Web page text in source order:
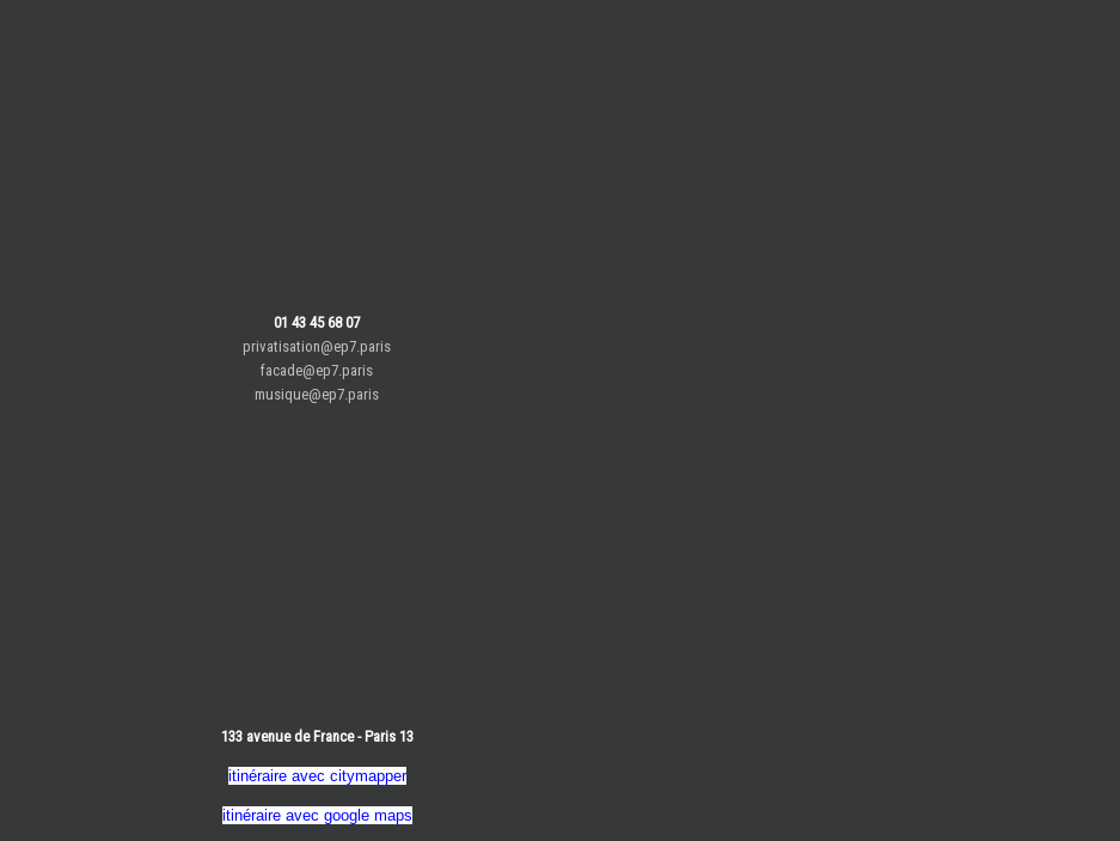
01 43 45 68 07
privatisation@ep7.paris
facade@ep7.paris
musique@ep7.paris
133 avenue de France - Paris 13
itinéraire avec citymapper
itinéraire avec google maps